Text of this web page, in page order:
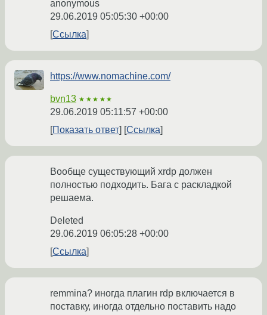
anonymous
29.06.2019 05:05:30 +00:00
Ссылка
https://www.nomachine.com/
bvn13 ★★★★★
29.06.2019 05:11:57 +00:00
Показать ответ
Ссылка
Вообще существующий xrdp должен
полностью подходить. Бага с раскладкой
решаема.
Deleted
29.06.2019 06:05:28 +00:00
Ссылка
remmina? иногда плагин rdp включается в
поставку, иногда отдельно поставить надо